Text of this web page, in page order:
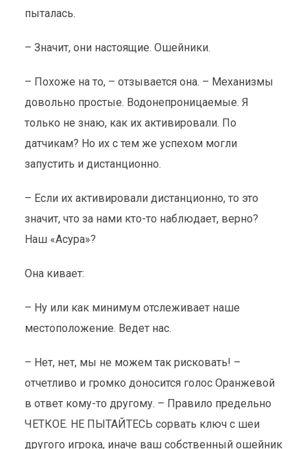
пыталась.
– Значит, они настоящие. Ошейники.
– Похоже на то, – отзывается она. – Механизмы
довольно простые. Водонепроницаемые. Я
только не знаю, как их активировали. По
датчикам? Но их с тем же успехом могли
запустить и дистанционно.
– Если их активировали дистанционно, то это
значит, что за нами кто-то наблюдает, верно?
Наш «Асура»?
Она кивает:
– Ну или как минимум отслеживает наше
местоположение. Ведет нас.
– Нет, нет, мы не можем так рисковать! –
отчетливо и громко доносится голос Оранжевой
в ответ кому-то другому. – Правило предельно
ЧЕТКОЕ. НЕ ПЫТАЙТЕСЬ сорвать ключ с шеи
другого игрока, иначе ваш собственный ошейник